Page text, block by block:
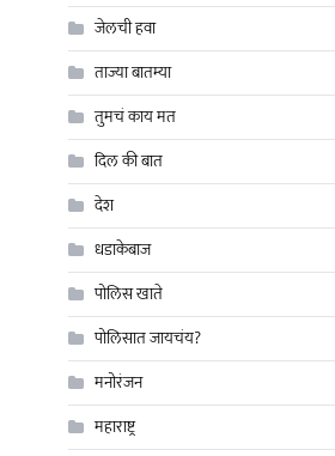
जेलची हवा
ताज्या बातम्या
तुमचं काय मत
दिल की बात
देश
धडाकेबाज
पोलिस खाते
पोलिसात जायचंय?
मनोरंजन
महाराष्ट्र